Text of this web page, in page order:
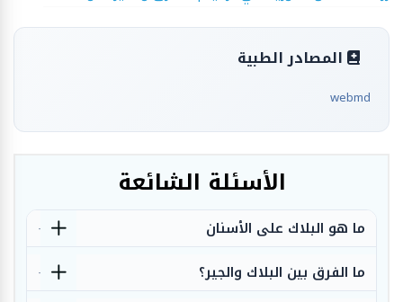
المصادر الطبية
webmd
الأسئلة الشائعة
ما هو البلاك على الأسنان
ما الفرق بين البلاك والجير؟